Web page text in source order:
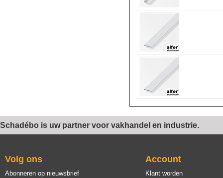
Schadébo is uw partner voor vakhandel en industrie.
Volg ons
Abonneren op nieuwsbrief
Account
Klant worden